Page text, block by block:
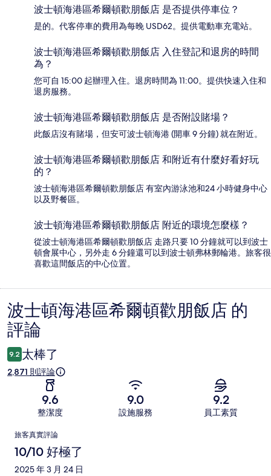
波士頓海港區希爾頓歡朋飯店 是否提供停車位？
是的。代客停車的費用為每晚 USD62。提供電動車充電站。
波士頓海港區希爾頓歡朋飯店 入住登記和退房的時間
為？
您可自 15:00 起辦理入住。退房時間為 11:00。提供快速入住和
退房服務。
波士頓海港區希爾頓歡朋飯店 是否附設賭場？
此飯店沒有賭場，但安可波士頓海港 (開車 9 分鐘) 就在附近。
波士頓海港區希爾頓歡朋飯店 和附近有什麼好看好玩
的？
波士頓海港區希爾頓歡朋飯店 有室內游泳池和24 小時健身中心
以及野餐區。
波士頓海港區希爾頓歡朋飯店 附近的環境怎麼樣？
從波士頓海港區希爾頓歡朋飯店 走路只要 10 分鐘就可以到波士
頓會展中心，另外走 6 分鐘還可以到波士頓弗林郵輪港。旅客很
喜歡這間飯店的中心位置。
評
論
波士頓海港區希爾頓歡朋飯店 的
評論
9.2 太棒了
2,871 則評論
9.6
整潔度
9.0
設施服務
9.2
員工素質
評
論
旅客真實評論
10/10 好極了
2025 年 3 月 24 日